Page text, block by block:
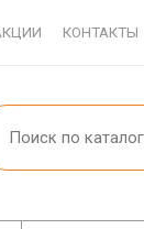
КОНТАКТЫ